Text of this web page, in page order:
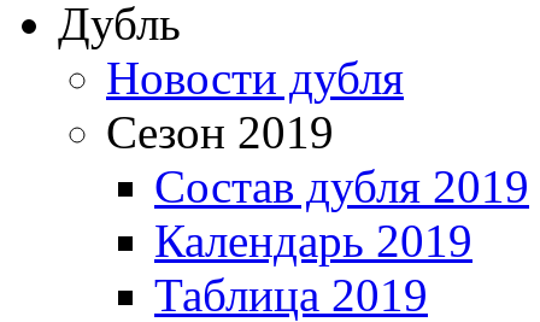
Дубль
Новости дубля
Сезон 2019
Состав дубля 2019
Календарь 2019
Таблица 2019